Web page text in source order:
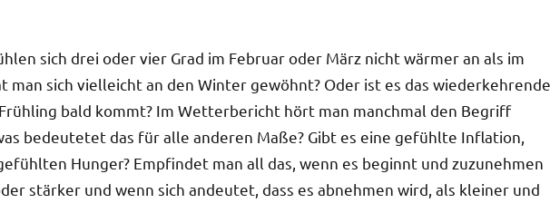
sich drei oder vier Grad im Februar oder März nicht wärmer an als im
man sich vielleicht an den Winter gewöhnt? Oder ist es das wiederkehrende
bald kommt? Im Wetterbericht hört man manchmal den Begriff
bedeutetet das für alle anderen Maße? Gibt es eine gefühlte Inflation,
Hunger? Empfindet man all das, wenn es beginnt und zuzunehmen
stärker und wenn sich andeutet, dass es abnehmen wird, als kleiner und